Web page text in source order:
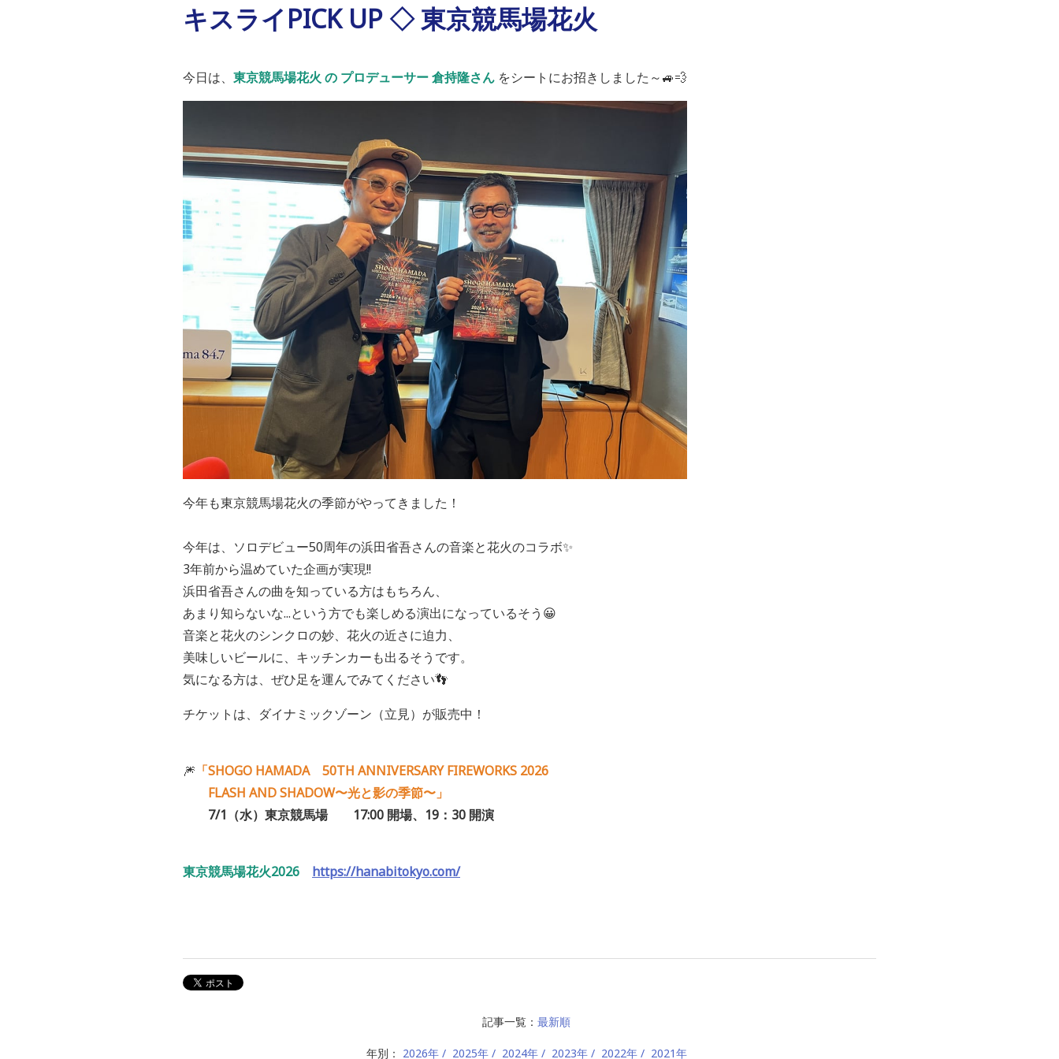
キスライPICK UP ◇ 東京競馬場花火
今日は、 東京競馬場花火 の プロデューサー 倉持隆さん をシートにお招きしました～🚙💨
今年も東京競馬場花火の季節がやってきました！
今年は、ソロデビュー50周年の浜田省吾さんの音楽と花火のコラボ✨
3年前から温めていた企画が実現!!
浜田省吾さんの曲を知っている方はもちろん、
あまり知らないな...という方でも楽しめる演出になっているそう😀
音楽と花火のシンクロの妙、花火の近さに迫力、
美味しいビールに、キッチンカーも出るそうです。
気になる方は、ぜひ足を運んでみてください👣
チケットは、ダイナミックゾーン（立見）が販売中！
🎆 「SHOGO HAMADA 50TH ANNIVERSARY FIREWORKS 2026
FLASH AND SHADOW〜光と影の季節〜」
7/1（水）東京競馬場 17:00 開場、19：30 開演
東京競馬場花火2026 https://hanabitokyo.com/
記事一覧： 最新順
年別： 2026年 2025年 2024年 2023年 2022年 2021年